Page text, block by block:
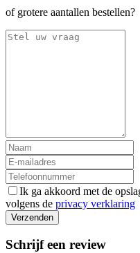
of grotere aantallen bestellen?
Ik ga akkoord met de
volgens de privacy verklaring
Verzenden
Schrijf een review